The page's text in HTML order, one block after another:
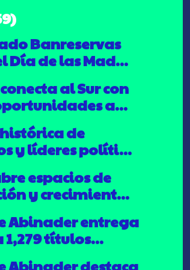
Banreservas
Día de las Mad...
al Sur con
a...
de
y líderes políti...
espacios de
y crecimient...
Abinader entrega
1,279 títulos...
Abinader destaca